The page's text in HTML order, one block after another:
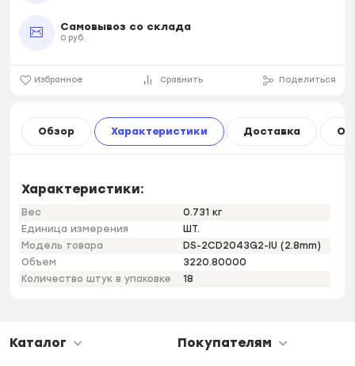
Самовывоз со склада
0 руб.
Избранное Сравнить Поделиться
Обзор Характеристики Доставка
Характеристики:
Вес
0.731 кг
Единица измерения
ШТ.
Модель товара
DS-2CD2043G2-IU (2.8mm)
Объем
3220.80000
Количество штук в упаковке
18
Каталог Покупателям